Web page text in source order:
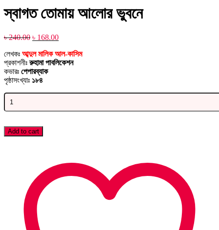
স্বাগত তোমায় আলোর ভুবনে
৳240.00 Original
was:
৳ 240.00.
৳ 168.00Current
is:
৳ 168.00.
লেখকঃ আব্দুল মালিক আল-কাসিম
প্রকাশনীঃরুহামা পাবলিকেশন
কভারঃ পেপারব্যাক
পৃষ্ঠাসংখ্যাঃ ১৮৪
স্বাগত
তোমায়
আলোর
quantity
Add to cart